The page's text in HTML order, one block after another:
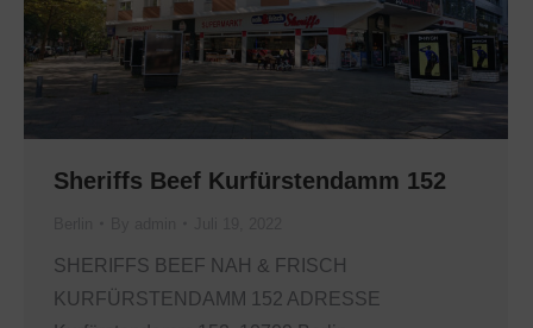
Sheriffs Beef Kurfürstendamm 152
SHERIFFS BEEF NAH & FRISCH
KURFÜRSTENDAMM 152 ADRESSE